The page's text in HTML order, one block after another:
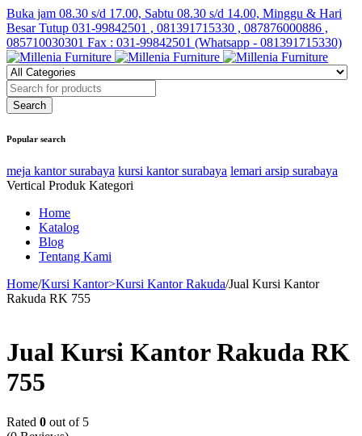
Buka jam 08.30 s/d 17.00, Sabtu 08.30 s/d 14.00, Minggu & Hari
Besar Tutup 031-99842501 , 081391715330 , 087876000886 ,
085710030301 Fax : 031-99842501 (Whatsapp - 081391715330)
Popular search
meja kantor surabaya kursi kantor surabaya lemari arsip surabaya
Vertical Produk Kategori
Home
Katalog
Blog
Tentang Kami
Home/Kursi Kantor>Kursi Kantor Rakuda/Jual Kursi Kantor
Rakuda RK 755
Jual Kursi Kantor Rakuda RK
755
Rated 0 out of 5